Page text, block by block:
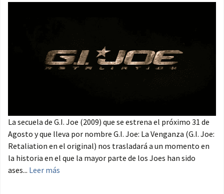
La secuela de G.I. Joe (2009) que se estrena el próximo 31 de
Agosto y que lleva por nombre G.I. Joe: La Venganza (G.I. Joe:
Retaliation en el original) nos trasladará a un momento en
la historia en el que la mayor parte de los Joes han sido
ases... Leer más